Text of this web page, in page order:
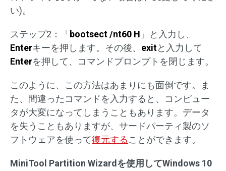
い)。
ステップ2：「 bootsect /nt60 H 」と入力し、
Enterキーを押します。その後、 exitと入力して
Enterを押して、コマンドプロンプトを閉じます。
このように、この方法はあまりにも面倒です。ま
た、間違ったコマンドを入力すると、コンピュー
タが大変になってしまうこともあります。データ
を失うこともありますが、サードパーティ製のソ
フトウェアを使って復元することができます。
MiniTool Partition Wizardを使用してWindows 10